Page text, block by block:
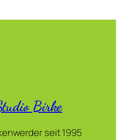
Birke
seit 1995